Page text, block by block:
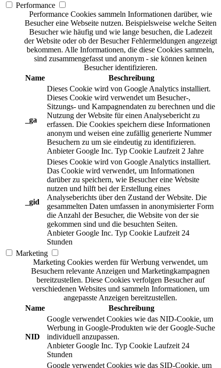
Performance
Performance Cookies sammeln Informationen darüber, wie
Besucher eine Webseite nutzen. Beispielsweise welche Seiten
Besucher wie häufig und wie lange besuchen, die Ladezeit
der Website oder ob der Besucher Fehlermeldungen angezeigt
bekommen. Alle Informationen, die diese Cookies sammeln,
sind zusammengefasst und anonym - sie können keinen
Besucher identifizieren.
Name
Beschreibung
_ga
Dieses Cookie wird von Google Analytics installiert.
Dieses Cookie wird verwendet um Besucher-,
Sitzungs- und Kampagnendaten zu berechnen und die
Nutzung der Website für einen Analysebericht zu
erfassen. Die Cookies speichern diese Informationen
anonym und weisen eine zufällig generierte Nummer
Besuchern zu um sie eindeutig zu identifizieren.
Anbieter Google Inc. Typ Cookie Laufzeit 2 Jahre
_gid
Dieses Cookie wird von Google Analytics installiert.
Das Cookie wird verwendet, um Informationen
darüber zu speichern, wie Besucher eine Website
nutzen und hilft bei der Erstellung eines
Analyseberichts über den Zustand der Website. Die
gesammelten Daten umfassen in anonymisierter Form
die Anzahl der Besucher, die Website von der sie
gekommen sind und die besuchten Seiten.
Anbieter Google Inc. Typ Cookie Laufzeit 24
Stunden
Marketing
Marketing Cookies werden für Werbung verwendet, um
Besuchern relevante Anzeigen und Marketingkampagnen
bereitzustellen. Diese Cookies verfolgen Besucher auf
verschiedenen Websites und sammeln Informationen, um
angepasste Anzeigen bereitzustellen.
Name
Beschreibung
NID
Google verwendet Cookies wie das NID-Cookie, um
Werbung in Google-Produkten wie der Google-Suche
individuell anzupassen.
Anbieter Google Inc. Typ Cookie Laufzeit 24
Stunden
Google verwendet Cookies wie das SID-Cookie, um